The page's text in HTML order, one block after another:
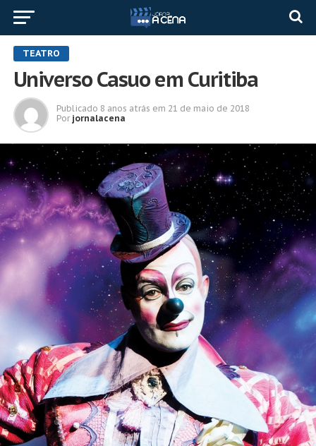
TEATRO
Universo Casuo em Curitiba
Publicado 8 anos atrás em 21 de maio de 2018
Por jornalacena